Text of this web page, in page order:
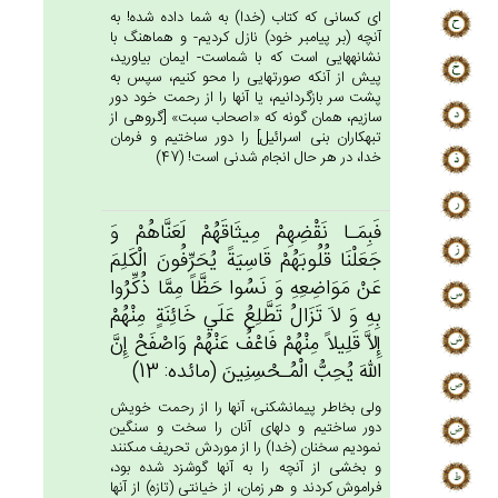
اى كسانى كه كتاب (خدا) به شما داده شده! به
آنچه (بر پيامبر خود) نازل كرديم- و هماهنگ با
نشانه‏هايى است كه با شماست- ايمان بياوريد،
پيش از آنكه صورتهايى را محو كنيم، سپس به
پشت سر بازگردانيم، يا آنها را از رحمت خود دور
سازيم، همان گونه كه «اصحاب سبت» [گروهى از
تبهكاران بنى اسرائيل‏] را دور ساختيم و فرمان
خدا، در هر حال انجام شدنى است! (47)
فَبِمَـا نَقْضِهِمْ‌ مِيثَاقَهُم‌ْ لَعَنَّاهُم‌ْ وَ
جَعَلْنَا قُلُوبَهُم‌ْ قَاسِيَة‌ً يُحَرِّفُون‌َ الْكَلِم‌َ
عَنْ‌ مَوَاضِعِه‌ِ وَ نَسُوا حَظَّاً مِمَّا ذُكِّرُوا
بِه‌ِ وَ لاَ تَزَال‌ُ تَطَّلِع‌ُ عَلَي‌ خَائِنَة‌ٍ مِنْهُم‌ْ
إِلاَّ قَلِيلاً مِنْهُم‌ْ فَاعْف‌ُ عَنْهُم‌ْ وَاصْفَح‌ْ إِن‌َّ
الله‌َ يُحِب‌ُّ الْمُـحْسِنِين‌َ (مائده: 13)
ولى بخاطر پيمان‏شكنى، آنها را از رحمت خويش
دور ساختيم و دلهاى آنان را سخت و سنگين
نموديم سخنان (خدا) را از موردش تحريف مى‏كنند
و بخشى از آنچه را به آنها گوشزد شده بود،
فراموش كردند و هر زمان، از خيانتى (تازه) از آنها